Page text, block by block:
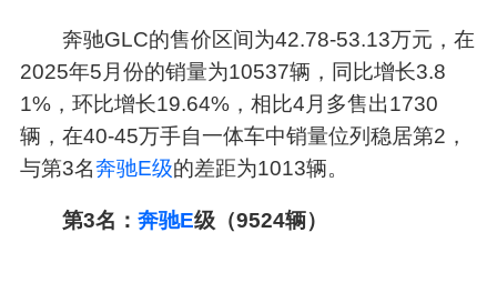
奔驰GLC的售价区间为42.78-53.13万元，在
2025年5月份的销量为10537辆，同比增长3.8
1%，环比增长19.64%，相比4月多售出1730
辆，在40-45万手自一体车中销量位列稳居第2，
与第3名奔驰E级的差距为1013辆。
第3名：奔驰E级（9524辆）